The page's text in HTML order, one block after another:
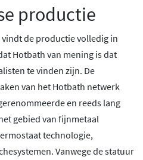
productie
de productie volledig in
Hotbath van mening is dat
te vinden zijn. De
van het Hotbath netwerk
en reeds lang
gebied van fijnmetaal
technologie,
Vanwege de statuur